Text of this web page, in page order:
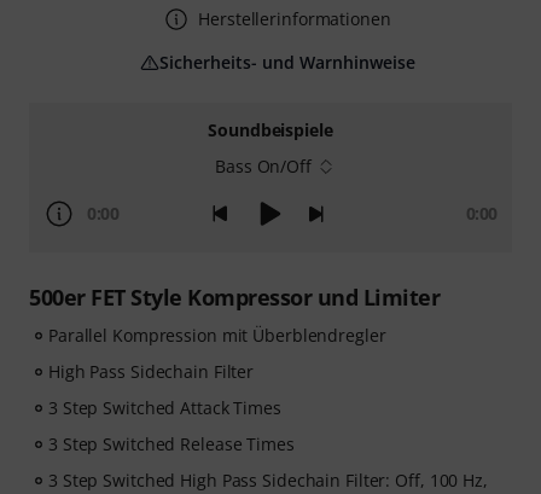
Soundbeispiele
Bass On/Off
0:00 0:00
500er FET Style Kompressor und Limiter
Parallel Kompression mit Überblendregler
High Pass Sidechain Filter
3 Step Switched Attack Times
3 Step Switched Release Times
3 Step Switched High Pass Sidechain Filter: Off, 100 Hz,
Herstellerinformationen
Sicherheits- und Warnhinweise